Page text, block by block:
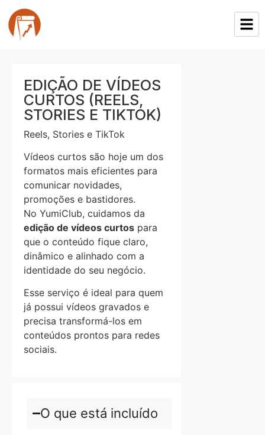
EDIÇÃO DE VÍDEOS
CURTOS (REELS,
STORIES E TIKTOK)
Reels, Stories e TikTok
Vídeos curtos são hoje um dos
formatos mais eficientes para
comunicar novidades,
promoções e bastidores.
No YumiClub, cuidamos da
edição de vídeos curtos para
que o conteúdo fique claro,
dinâmico e alinhado com a
identidade do seu negócio.
Esse serviço é ideal para quem
já possui vídeos gravados e
precisa transformá-los em
conteúdos prontos para redes
sociais.
O que está incluído